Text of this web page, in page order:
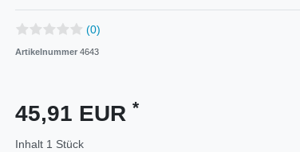
(0)
Artikelnummer 4643
45,91 EUR *
Inhalt 1 Stück